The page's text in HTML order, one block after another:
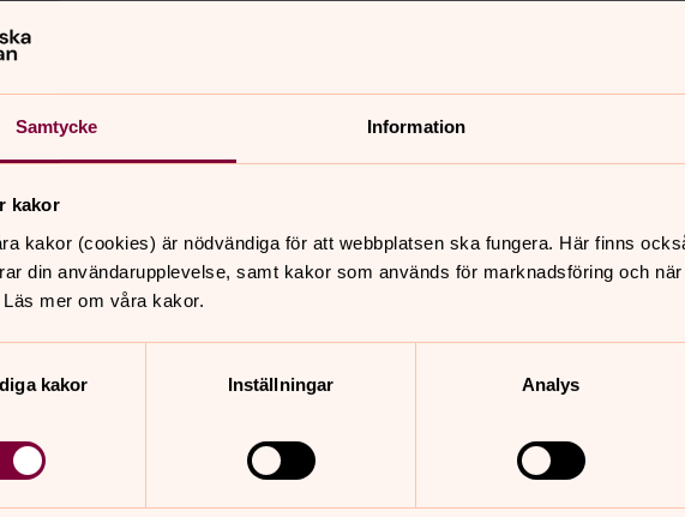
Samtycke Information
kakor
kakor (cookies) är nödvändiga för att webbplatsen ska fungera. Här finns
din användarupplevelse, samt kakor som används för marknadsföring och
Läs mer om våra kakor.
kakor
Inställningar Analys
Livets höst kan
Livets höst kan bli vår.
Livets höst
Materialet är framtaget
möjlighet till fördjupning.
serviceboenden som i
musik för er som arbetar på äldreboenden runt om i Sverige
Med vackra och hoppfulla texter tar vi upp ett stort och ibland
samtal och tröst.